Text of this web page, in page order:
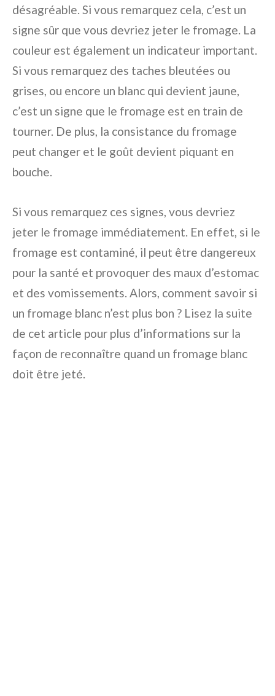
désagréable. Si vous remarquez cela, c’est un
signe sûr que vous devriez jeter le fromage. La
couleur est également un indicateur important.
Si vous remarquez des taches bleutées ou
grises, ou encore un blanc qui devient jaune,
c’est un signe que le fromage est en train de
tourner. De plus, la consistance du fromage
peut changer et le goût devient piquant en
bouche.
Si vous remarquez ces signes, vous devriez
jeter le fromage immédiatement. En effet, si le
fromage est contaminé, il peut être dangereux
pour la santé et provoquer des maux d’estomac
et des vomissements. Alors, comment savoir si
un fromage blanc n’est plus bon ? Lisez la suite
de cet article pour plus d’informations sur la
façon de reconnaître quand un fromage blanc
doit être jeté.